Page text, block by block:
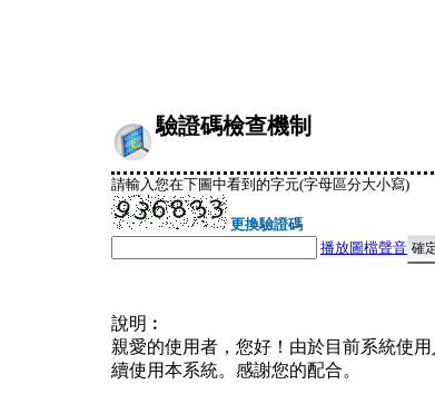
驗證碼檢查機制
請輸入您在下圖中看到的字元(字母區分大小寫)
更換驗證碼
播放圖檔聲音
說明︰
親愛的使用者，您好！由於目前系統使
續使用本系統。感謝您的配合。